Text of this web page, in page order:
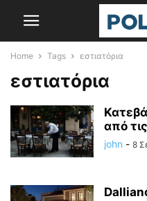
Home Tags εστιατόρια
εστιατόρια
από
john - 8